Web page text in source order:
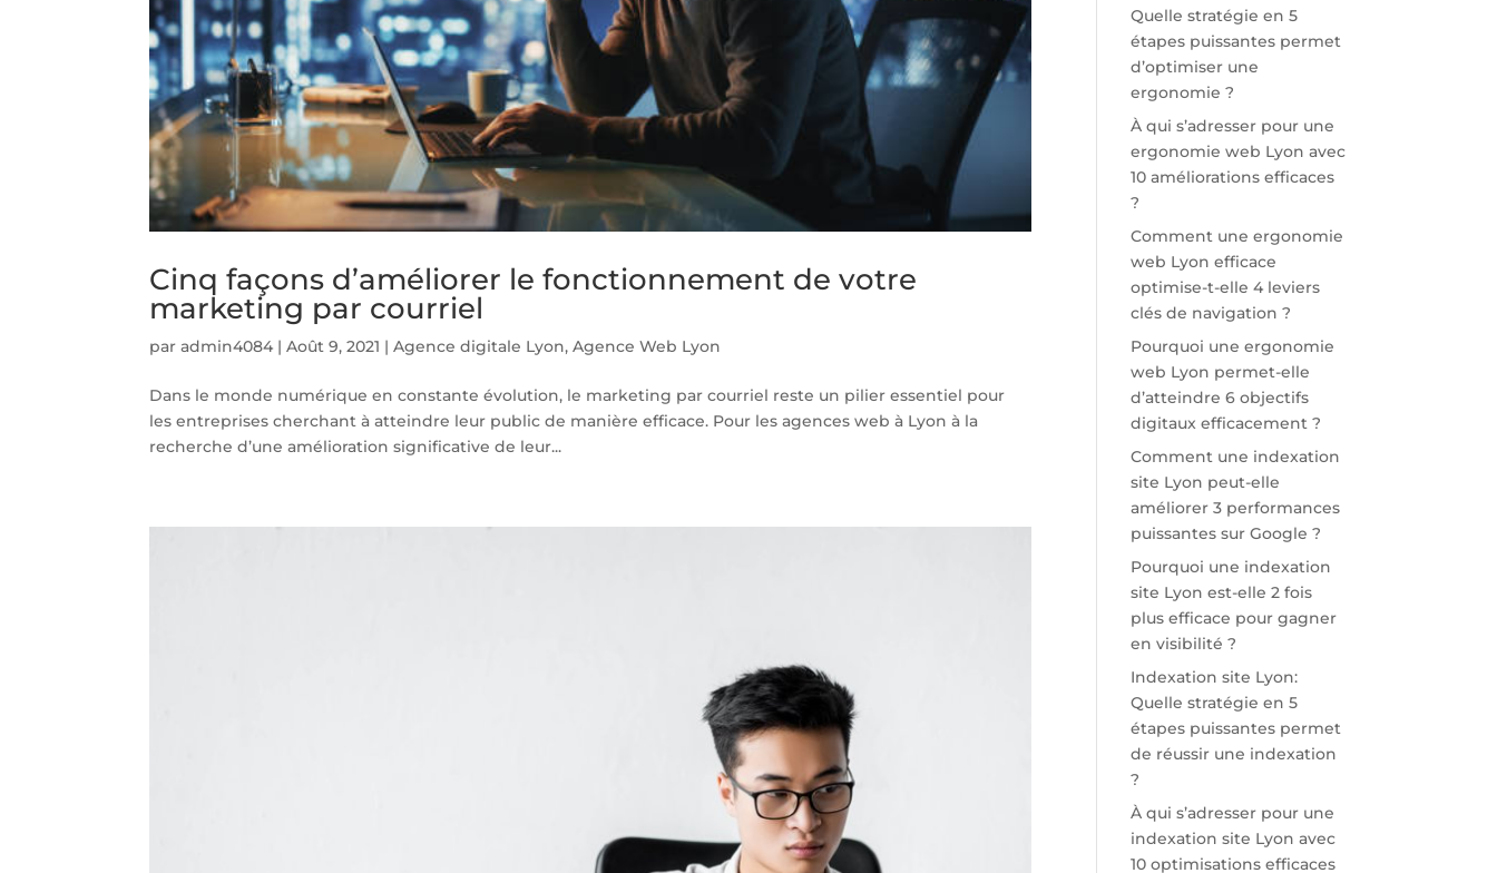
Cinq façons d’améliorer le fonctionnement de votre
marketing par courriel
paradmin4084 |Août 9, 2021 |Agence digitale Lyon,Agence Web Lyon
Dans le monde numérique en constante évolution, le marketing par courriel reste un pilier essentiel pour
les entreprises cherchant à atteindre leur public de manière efficace. Pour les agences web à Lyon à la
recherche d’une amélioration significative de leur...
Quelle stratégie en 5
étapes puissantes permet
d’optimiser une
ergonomie ?
À qui s’adresser pour une
ergonomie web Lyon avec
10 améliorations efficaces
?
Comment une ergonomie
web Lyon efficace
optimise-t-elle 4 leviers
clés de navigation ?
Pourquoi une ergonomie
web Lyon permet-elle
d’atteindre 6 objectifs
digitaux efficacement ?
Comment une indexation
site Lyon peut-elle
améliorer 3 performances
puissantes sur Google ?
Pourquoi une indexation
site Lyon est-elle 2 fois
plus efficace pour gagner
en visibilité ?
Indexation site Lyon:
Quelle stratégie en 5
étapes puissantes permet
de réussir une indexation
?
À qui s’adresser pour une
indexation site Lyon avec
10 optimisations efficaces